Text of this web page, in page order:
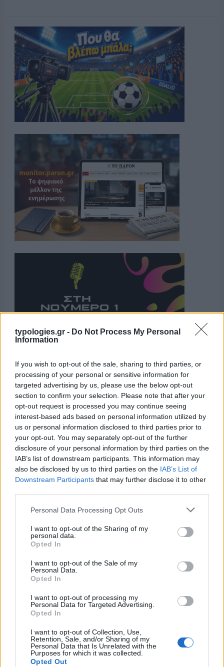
typologies.gr - Do Not Process My Personal
Information
If you wish to opt-out of the sale, sharing to third parties, or
processing of your personal or sensitive information for
targeted advertising by us, please use the below opt-out
section to confirm your selection. Please note that after your
opt-out request is processed you may continue seeing
interest-based ads based on personal information utilized by
us or personal information disclosed to third parties prior to
your opt-out. You may separately opt-out of the further
disclosure of your personal information by third parties on the
IAB’s list of downstream participants. This information may
also be disclosed by us to third parties on the IAB’s List of
Downstream Participants that may further disclose it to other
Please note that this website/app uses one or more Google
not limited to your visit or usage behaviour. You may click to
grant or deny consent to Google and its third-party tags to
use your data for below specified purposes in below Google
consent section.
Personal Data Processing Opt Outs
I want to opt-out of the Sharing of my
personal data.
Opted In
I want to opt-out of the Sale of my
Personal Data.
Opted In
I want to opt-out of processing my
Personal Data for Targeted Advertising.
Opted In
I want to opt-out of Collection, Use,
Retention, Sale, and/or Sharing of my
Personal Data that Is Unrelated with the
Purposes for which it was collected.
Opted Out
Η ΣΤΗΛΗ ΜΑΣ
της Ζωής μας
Οι άνθρωποι, οι αυθεντικές ιστορίες,
πολιτισμός που μας ενώνει κάθε μέρα.
ΓΙΑ ΤΟ ΚΑΛΟΚΑΙΡΙ ΣΟΥ →